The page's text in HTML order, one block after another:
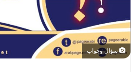
سؤال وجواب